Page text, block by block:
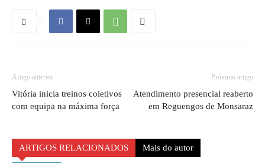
Artigo anterior
Vitória inicia treinos coletivos
com equipa na máxima força
Próximo artigo
Atendimento presencial reaberto
em Reguengos de Monsaraz
ARTIGOS RELACIONADOS Mais do autor